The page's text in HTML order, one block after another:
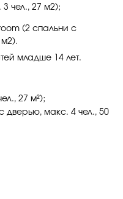
чел., 27 м2);
(2 спальни с
младше 14 лет.
27 м²);
дверью, макс. 4 чел., 50